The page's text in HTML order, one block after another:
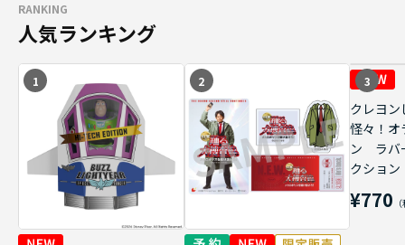
RANKING
人気ランキング
1 2 3
クレヨン
怪々！オ
ン ラバ
クショ
¥770